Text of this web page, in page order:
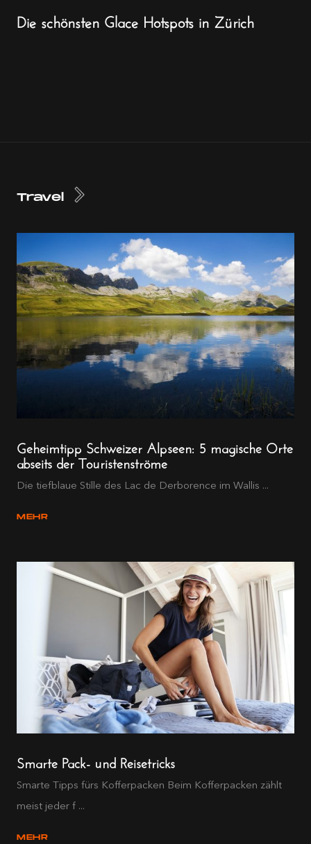
Die schönsten Glace Hotspots in Zürich
Travel
Geheimtipp Schweizer Alpseen: 5 magische Orte
abseits der Touristenströme
Die tiefblaue Stille des Lac de Derborence im Wallis ...
MEHR
Smarte Pack- und Reisetricks
Smarte Tipps fürs Kofferpacken Beim Kofferpacken zählt
meist jeder f ...
MEHR